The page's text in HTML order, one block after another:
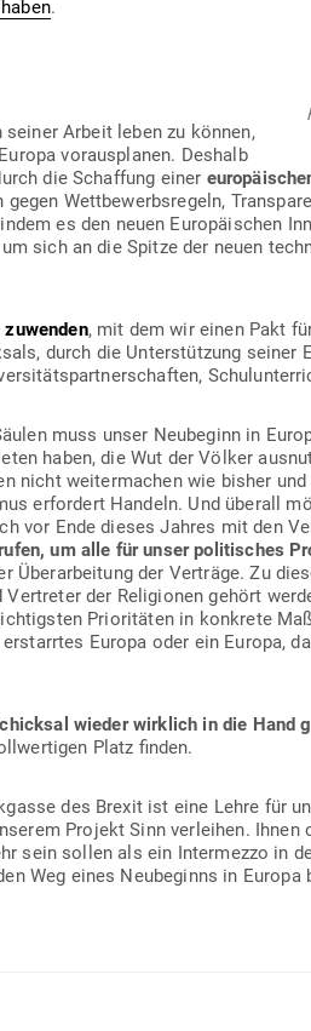
.
Arbeit leben zu können,
vor­aus­planen. Deshalb
die Schaffung einer
Wett­be­werbs­regeln,
es den neuen Euro­päi­schen
sich an die Spitze der neuen
, mit dem wir einen Pakt
durch die Unter­stützung
muss unser Neu­beginn in
haben, die Wut der Völker
nicht wei­ter­machen wie bisher
erfordert Handeln. Und überall
vor Ende dieses Jahres mit den
um alle für unser poli­ti­sches
Über­ar­beitung der Ver­träge. Zu
der Reli­gionen gehört
Prio­ri­täten in kon­krete
Europa oder ein Europa,
wieder wirklich in die Hand
Platz finden.
des Brexit ist eine Lehre für
Projekt Sinn ver­leihen.
sein sollen als ein Inter­mezzo in
Weg eines Neu­be­ginns in Europa